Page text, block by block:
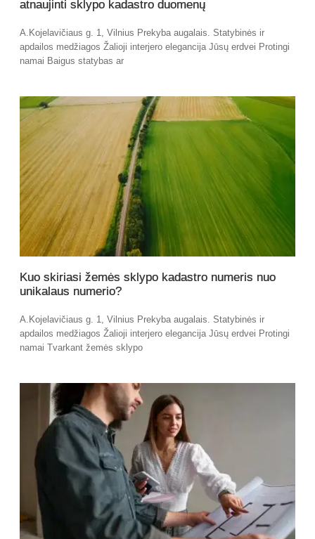
atnaujinti sklypo kadastro duomenų
A.Kojelavičiaus g. 1, Vilnius Prekyba augalais. Statybinės ir
apdailos medžiagos Žalioji interjero elegancija Jūsų erdvei Protingi
namai Baigus statybas ar
Kuo skiriasi žemės sklypo kadastro numeris nuo
unikalaus numerio?
A.Kojelavičiaus g. 1, Vilnius Prekyba augalais. Statybinės ir
apdailos medžiagos Žalioji interjero elegancija Jūsų erdvei Protingi
namai Tvarkant žemės sklypo